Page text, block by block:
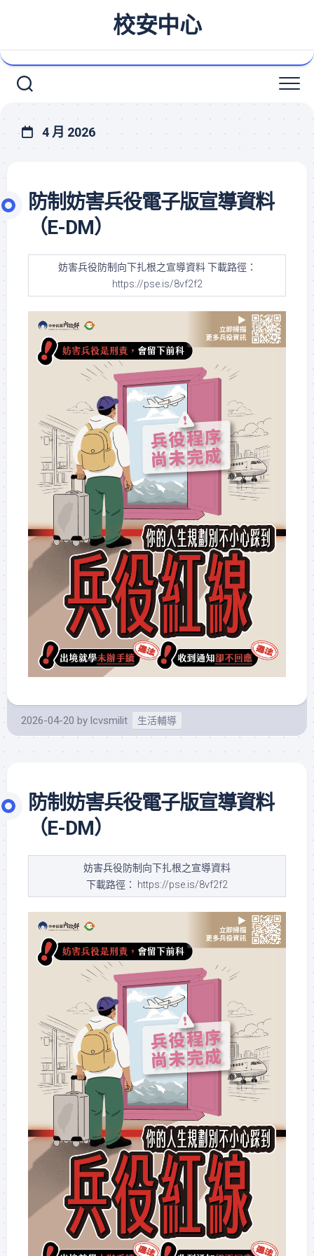
校安中心
4 月 2026
防制妨害兵役電子版宣導資料
（E-DM）
妨害兵役防制向下扎根之宣導資料 下載路徑：
https://pse.is/8vf2f2
2026-04-20 by lcvsmilit 生活輔導
防制妨害兵役電子版宣導資料
（E-DM）
妨害兵役防制向下扎根之宣導資料
下載路徑： https://pse.is/8vf2f2